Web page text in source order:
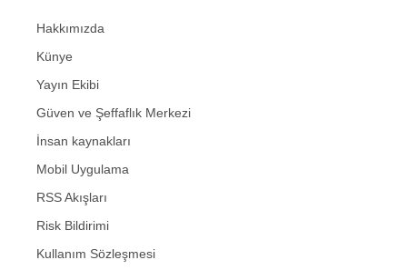
Hakkımızda
Künye
Yayın Ekibi
Güven ve Şeffaflık Merkezi
İnsan kaynakları
Mobil Uygulama
RSS Akışları
Risk Bildirimi
Kullanım Sözleşmesi